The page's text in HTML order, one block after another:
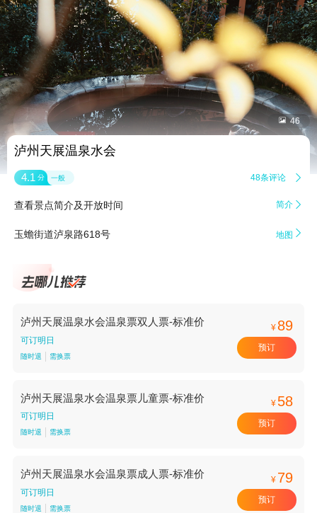
 46
泸州天展温泉水会
4.1 分 一般 48条评论 
查看景点简介及开放时间 简介 
玉蟾街道泸泉路618号 地图 
泸州天展温泉水会温泉票双人票-标准价
可订明日
随时退 需换票
¥ 89
预订
泸州天展温泉水会温泉票儿童票-标准价
可订明日
随时退 需换票
¥ 58
预订
泸州天展温泉水会温泉票成人票-标准价
可订明日
随时退 需换票
¥ 79
预订
